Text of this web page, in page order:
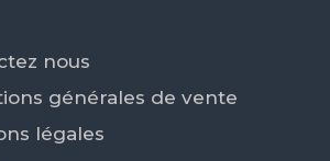
nous
générales de vente
légales